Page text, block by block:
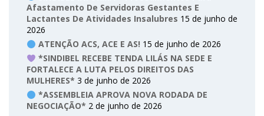
Afastamento De Servidoras Gestantes E
Lactantes De Atividades Insalubres 15 de junho de
2026
ATENÇÃO ACS, ACE E AS! 15 de junho de 2026
*SINDIBEL RECEBE TENDA LILÁS NA SEDE E
FORTALECE A LUTA PELOS DIREITOS DAS
MULHERES* 3 de junho de 2026
*ASSEMBLEIA APROVA NOVA RODADA DE
NEGOCIAÇÃO* 2 de junho de 2026